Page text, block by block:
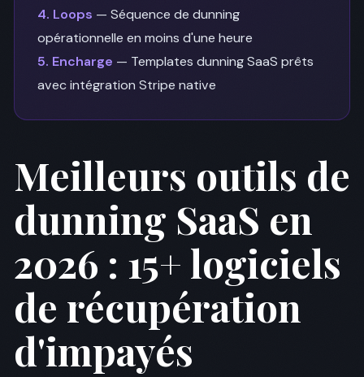
4. Loops — Séquence de dunning
opérationnelle en moins d'une heure
5. Encharge — Templates dunning SaaS prêts
avec intégration Stripe native
Meilleurs outils de
dunning SaaS en
2026 : 15+ logiciels
de récupération
d'impayés